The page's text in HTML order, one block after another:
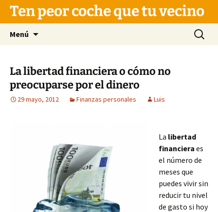
Saltar
contenido
Ten peor coche que tu vecino
Menú Buscar:
La libertad financiera o cómo no
preocuparse por el dinero
29 mayo, 2012 Finanzas personales Luis
La libertad
financiera es
el número de
meses que
puedes vivir sin
reducir tu nivel
de gasto si hoy